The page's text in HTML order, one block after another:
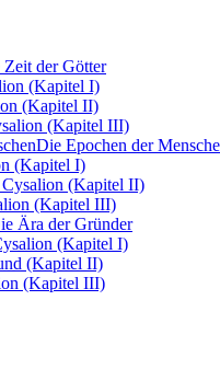
der Götter
(Kapitel I)
(Kapitel II)
(Kapitel III)
Die Epochen der
(Kapitel I)
(Kapitel II)
(Kapitel III)
Ära der Gründer
(Kapitel I)
(Kapitel II)
(Kapitel III)